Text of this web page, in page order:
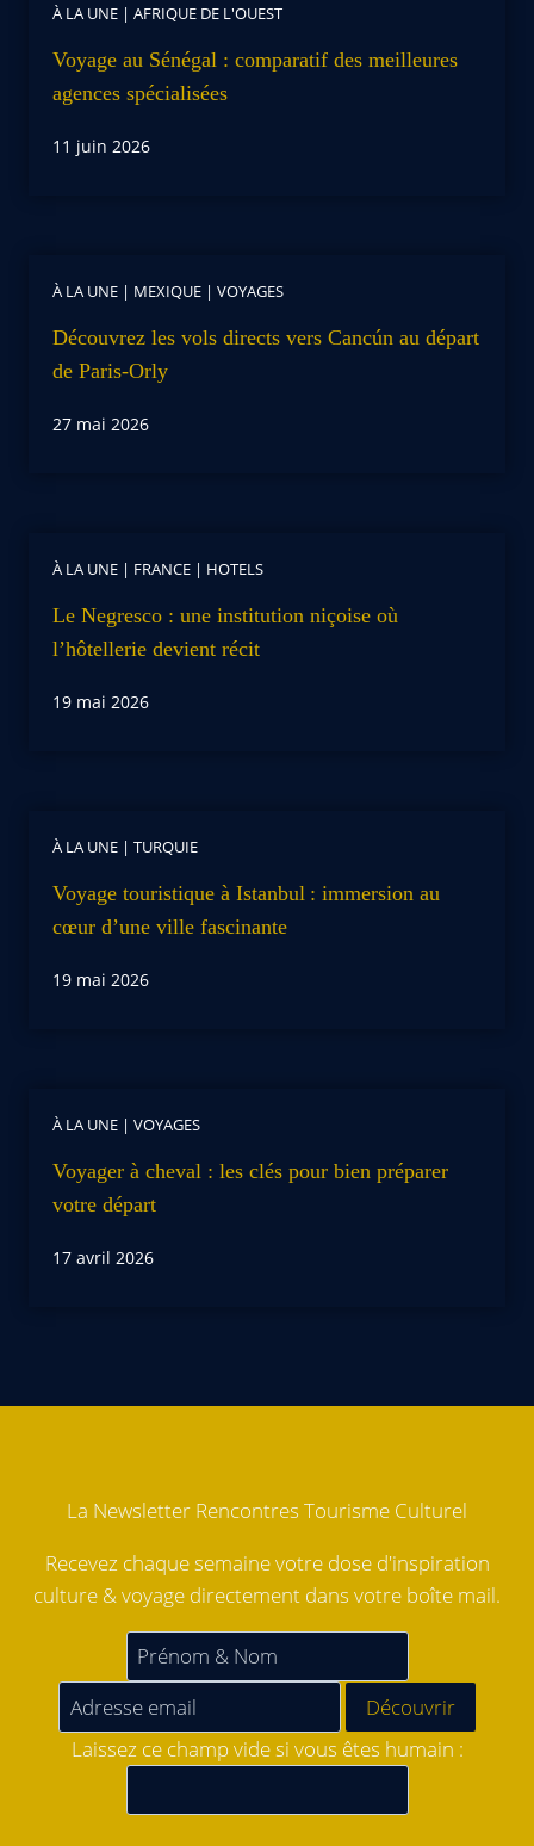
À LA UNE | AFRIQUE DE L'OUEST
Voyage au Sénégal : comparatif des meilleures
agences spécialisées
11 juin 2026
À LA UNE | MEXIQUE | VOYAGES
Découvrez les vols directs vers Cancún au départ
de Paris-Orly
27 mai 2026
À LA UNE | FRANCE | HOTELS
Le Negresco : une institution niçoise où
l’hôtellerie devient récit
19 mai 2026
À LA UNE | TURQUIE
Voyage touristique à Istanbul : immersion au
cœur d’une ville fascinante
19 mai 2026
À LA UNE | VOYAGES
Voyager à cheval : les clés pour bien préparer
votre départ
17 avril 2026
La Newsletter Rencontres Tourisme Culturel
Recevez chaque semaine votre dose d'inspiration
culture & voyage directement dans votre boîte mail.
Laissez ce champ vide si vous êtes humain :